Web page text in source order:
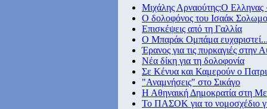
Μιχάλης Αρναούτης:Ο
O δολοφόνος του Ισαάκ
Eπισκέψεις από τη Γαλλία
O Mπαράκ Ομπάμα
Έρανος για τις πυρκαγιές στην
Νέα δίκη για τη δολοφονία
Σε Κένυα και Καμερούν ο
"Αναμνήσεις" στο Σικάγο
Η Αθηναική Δημοκρατία στη
To ΠΑΣΟΚ για το νομοσχέδιο